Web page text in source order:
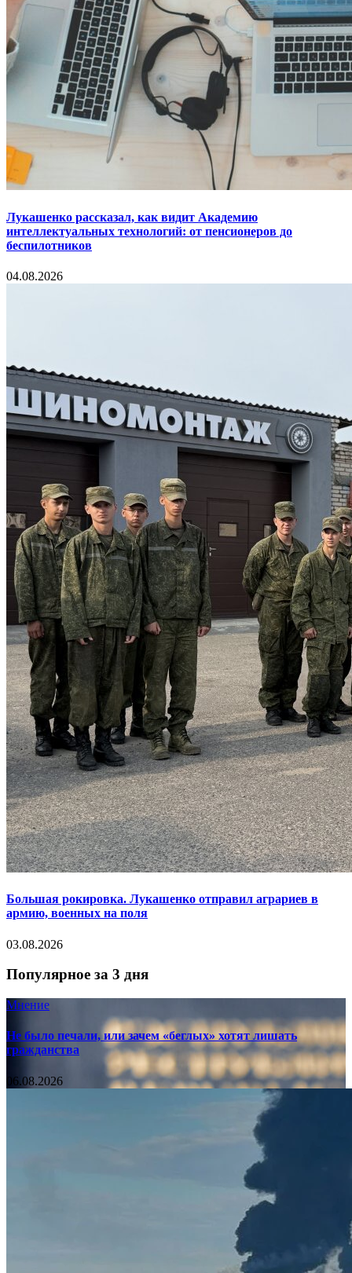
Лукашенко рассказал, как видит Академию
интеллектуальных технологий: от пенсионеров до
беспилотников
04.08.2026
Большая рокировка. Лукашенко отправил аграриев в
армию, военных на поля
03.08.2026
Популярное за 3 дня
Мнение
Не было печали, или зачем «беглых» хотят лишать
гражданства
06.08.2026